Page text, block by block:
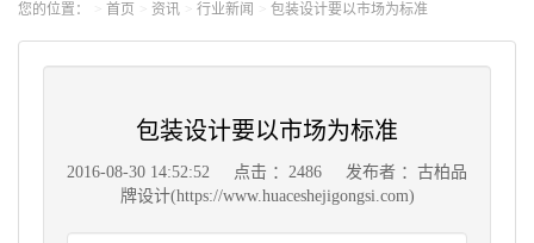
您的位置： 首页 资讯 行业新闻 包装设计要以市场为标准
包装设计要以市场为标准
2016-08-30 14:52:52 点击 ：2486
发布者 ：古柏品
牌设计(https://www.huaceshejigongsi.com)